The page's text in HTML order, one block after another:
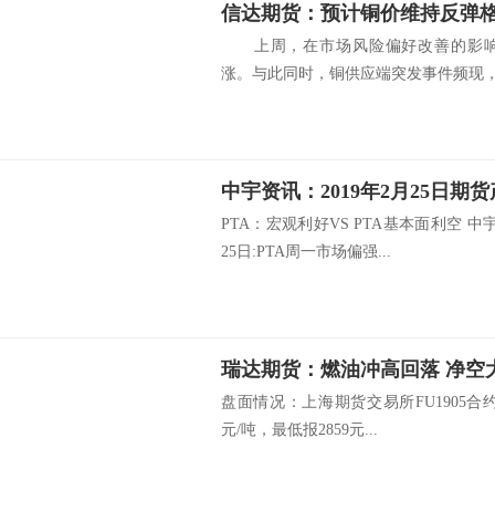
信达期货：预计铜价维持反弹
上周，在市场风险偏好改善的影
涨。与此同时，铜供应端突发事件频现
中宇资讯：2019年2月25日期
PTA：宏观利好VS PTA基本面利空 中
25日:PTA周一市场偏强...
瑞达期货：燃油冲高回落 净空
盘面情况：上海期货交易所FU1905合
元/吨，最低报2859元...